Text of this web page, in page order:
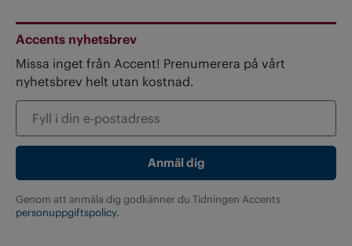
Accents nyhetsbrev
Missa inget från Accent! Prenumerera på vårt
nyhetsbrev helt utan kostnad.
Genom att anmäla dig godkänner du Tidningen Accents
personuppgiftspolicy.